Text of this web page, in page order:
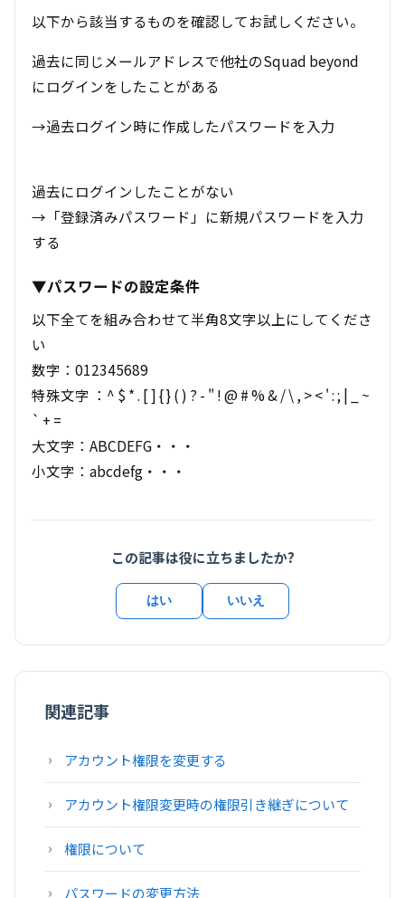
以下から該当するものを確認してお試しください。
過去に同じメールアドレスで他社のSquad beyond
にログインをしたことがある
→過去ログイン時に作成したパスワードを入力
過去にログインしたことがない
→「登録済みパスワード」に新規パスワードを入力
する
▼パスワードの設定条件
以下全てを組み合わせて半角8文字以上にしてくださ
い
数字：012345689
特殊文字 ：^ $ * . [ ] { } ( ) ? - " ! @ # % & / \ , > < ' : ; | _ ~
` + =
大文字：ABCDEFG・・・
小文字：abcdefg・・・
この記事は役に立ちましたか?
はい いいえ
関連記事
アカウント権限を変更する
アカウント権限変更時の権限引き継ぎについて
権限について
パスワードの変更方法